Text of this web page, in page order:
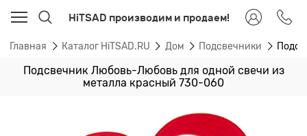
HiTSAD производим и продаем!
Главная Каталог HiTSAD.RU Дом Подсвечники
Подсвечник Любовь-Любовь для одной свечи из
металла красный 730-060